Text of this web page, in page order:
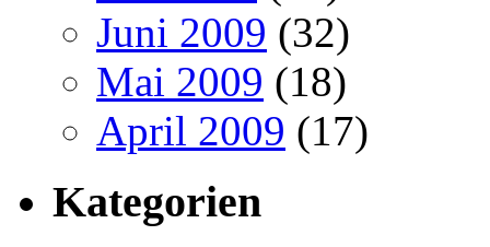
Juni 2009 (32)
Mai 2009 (18)
April 2009 (17)
Kategorien